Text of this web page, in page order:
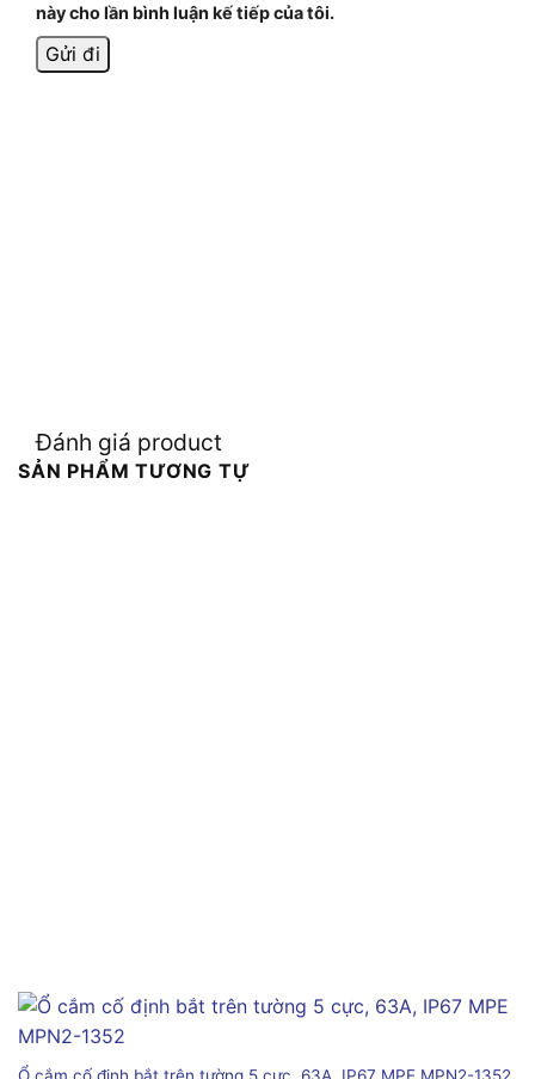
này cho lần bình luận kế tiếp của tôi.
Đánh giá product
SẢN PHẨM TƯƠNG TỰ
Ổ cắm cố định bắt trên tường 5 cực, 63A, IP67 MPE MPN2-1352